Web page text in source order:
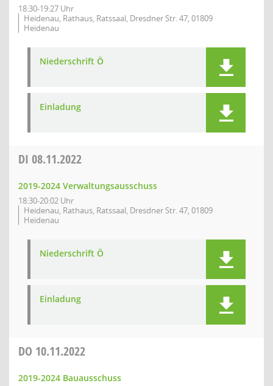
18:30-19:27 Uhr
Heidenau, Rathaus, Ratssaal, Dresdner Str. 47, 01809
Heidenau
Niederschrift Ö
Einladung
DI 08.11.2022
2019-2024 Verwaltungsausschuss
18:30-20:02 Uhr
Heidenau, Rathaus, Ratssaal, Dresdner Str. 47, 01809
Heidenau
Niederschrift Ö
Einladung
DO 10.11.2022
2019-2024 Bauausschuss